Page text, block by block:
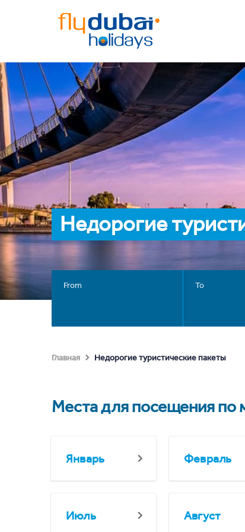
Недорогие
From To
Главная Недорогие туристические пакеты
Места для посещения по
Январь Февраль
Июль Август